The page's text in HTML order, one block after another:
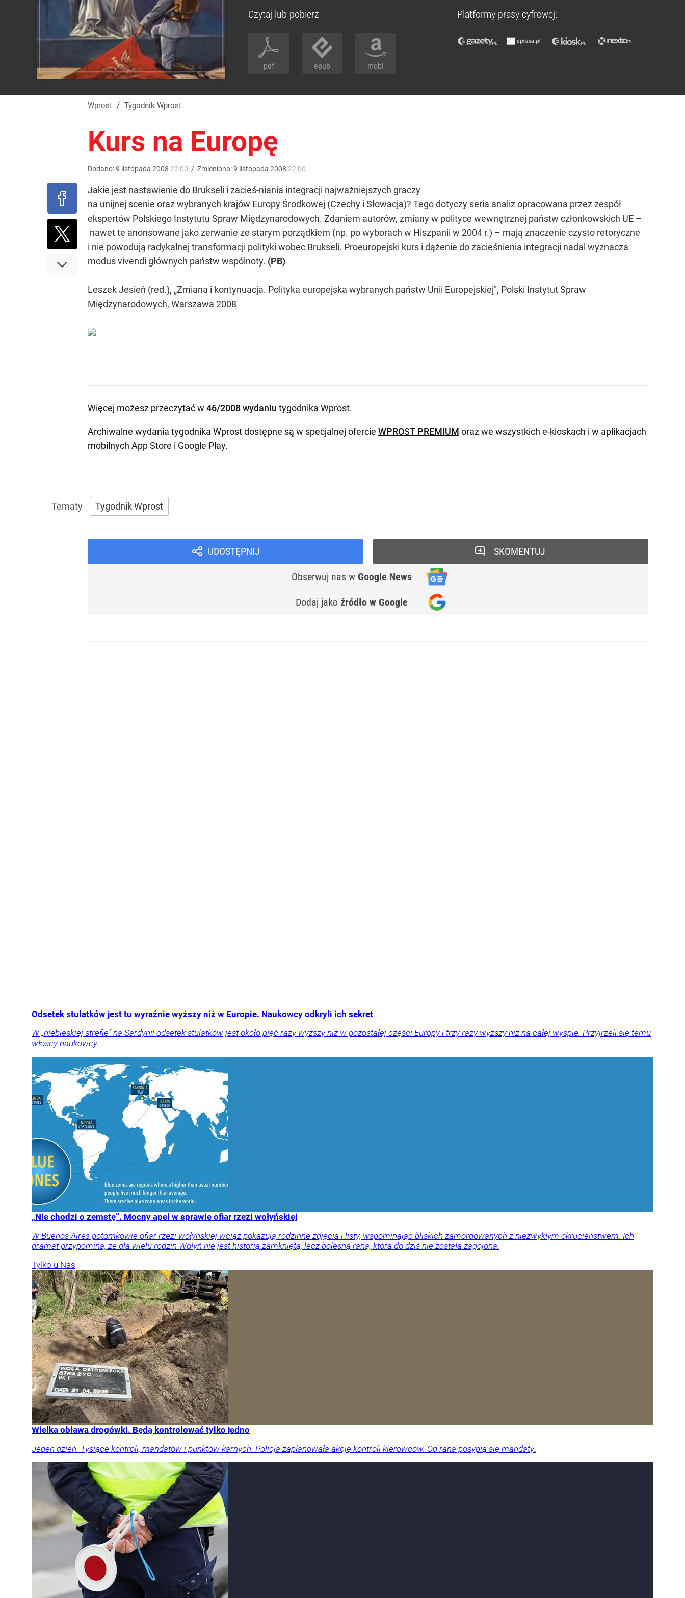
Czytaj lub pobierz
pdf epub mobi
Platformy prasy cyfrowej:
Wprost / Tygodnik Wprost
Kurs na Europę
Dodano:9 listopada 2008 22:00 / Zmieniono:9 listopada 2008 22:00
Jakie jest nastawienie do Brukseli i zacieś-niania integracji najważniejszych graczy
na unijnej scenie oraz wybranych krajów Europy Środkowej (Czechy i Słowacja)? Tego dotyczy seria analiz opracowana przez zespół
ekspertów Polskiego Instytutu Spraw Międzynarodowych. Zdaniem autorów, zmiany w polityce wewnętrznej państw członkowskich UE –
nawet te anonsowane jako zerwanie ze starym porządkiem (np. po wyborach w Hiszpanii w 2004 r.) – mają znaczenie czysto retoryczne
i nie powodują radykalnej transformacji polityki wobec Brukseli. Proeuropejski kurs i dążenie do zacieśnienia integracji nadal wyznacza
modus vivendi głównych państw wspólnoty. (PB)
Leszek Jesień (red.), „Zmiana i kontynuacja. Polityka europejska wybranych państw Unii Europejskiej", Polski Instytut Spraw
Międzynarodowych, Warszawa 2008
Więcej możesz przeczytać w 46/2008 wydaniu tygodnika Wprost.
Archiwalne wydania tygodnika Wprost dostępne są w specjalnej ofercie WPROST PREMIUM oraz we wszystkich e-kioskach i w aplikacjach
mobilnych App Store i Google Play.
Tygodnik Wprost
UDOSTĘPNIJ
Obserwuj nas w Google News
Dodaj jako źródło w Google
SKOMENTUJ
Odsetek stulatków jest tu wyraźnie wyższy niż w Europie. Naukowcy odkryli ich sekret
W „niebieskiej strefie” na Sardynii odsetek stulatków jest około pięć razy wyższy niż w pozostałej części Europy i trzy razy wyższy niż na całej wyspie. Przyjrzeli się temu
włoscy naukowcy.
„Nie chodzi o zemstę”. Mocny apel w sprawie ofiar rzezi wołyńskiej
W Buenos Aires potomkowie ofiar rzezi wołyńskiej wciąż pokazują rodzinne zdjęcia i listy, wspominając bliskich zamordowanych z niezwykłym okrucieństwem. Ich
dramat przypomina, że dla wielu rodzin Wołyń nie jest historią zamkniętą, lecz bolesną raną, która do dziś nie została zagojona.
Tylko u Nas
Wielka obława drogówki. Będą kontrolować tylko jedno
Jeden dzień. Tysiące kontroli, mandatów i punktów karnych. Policja zaplanowała akcję kontroli kierowców. Od rana posypią się mandaty.